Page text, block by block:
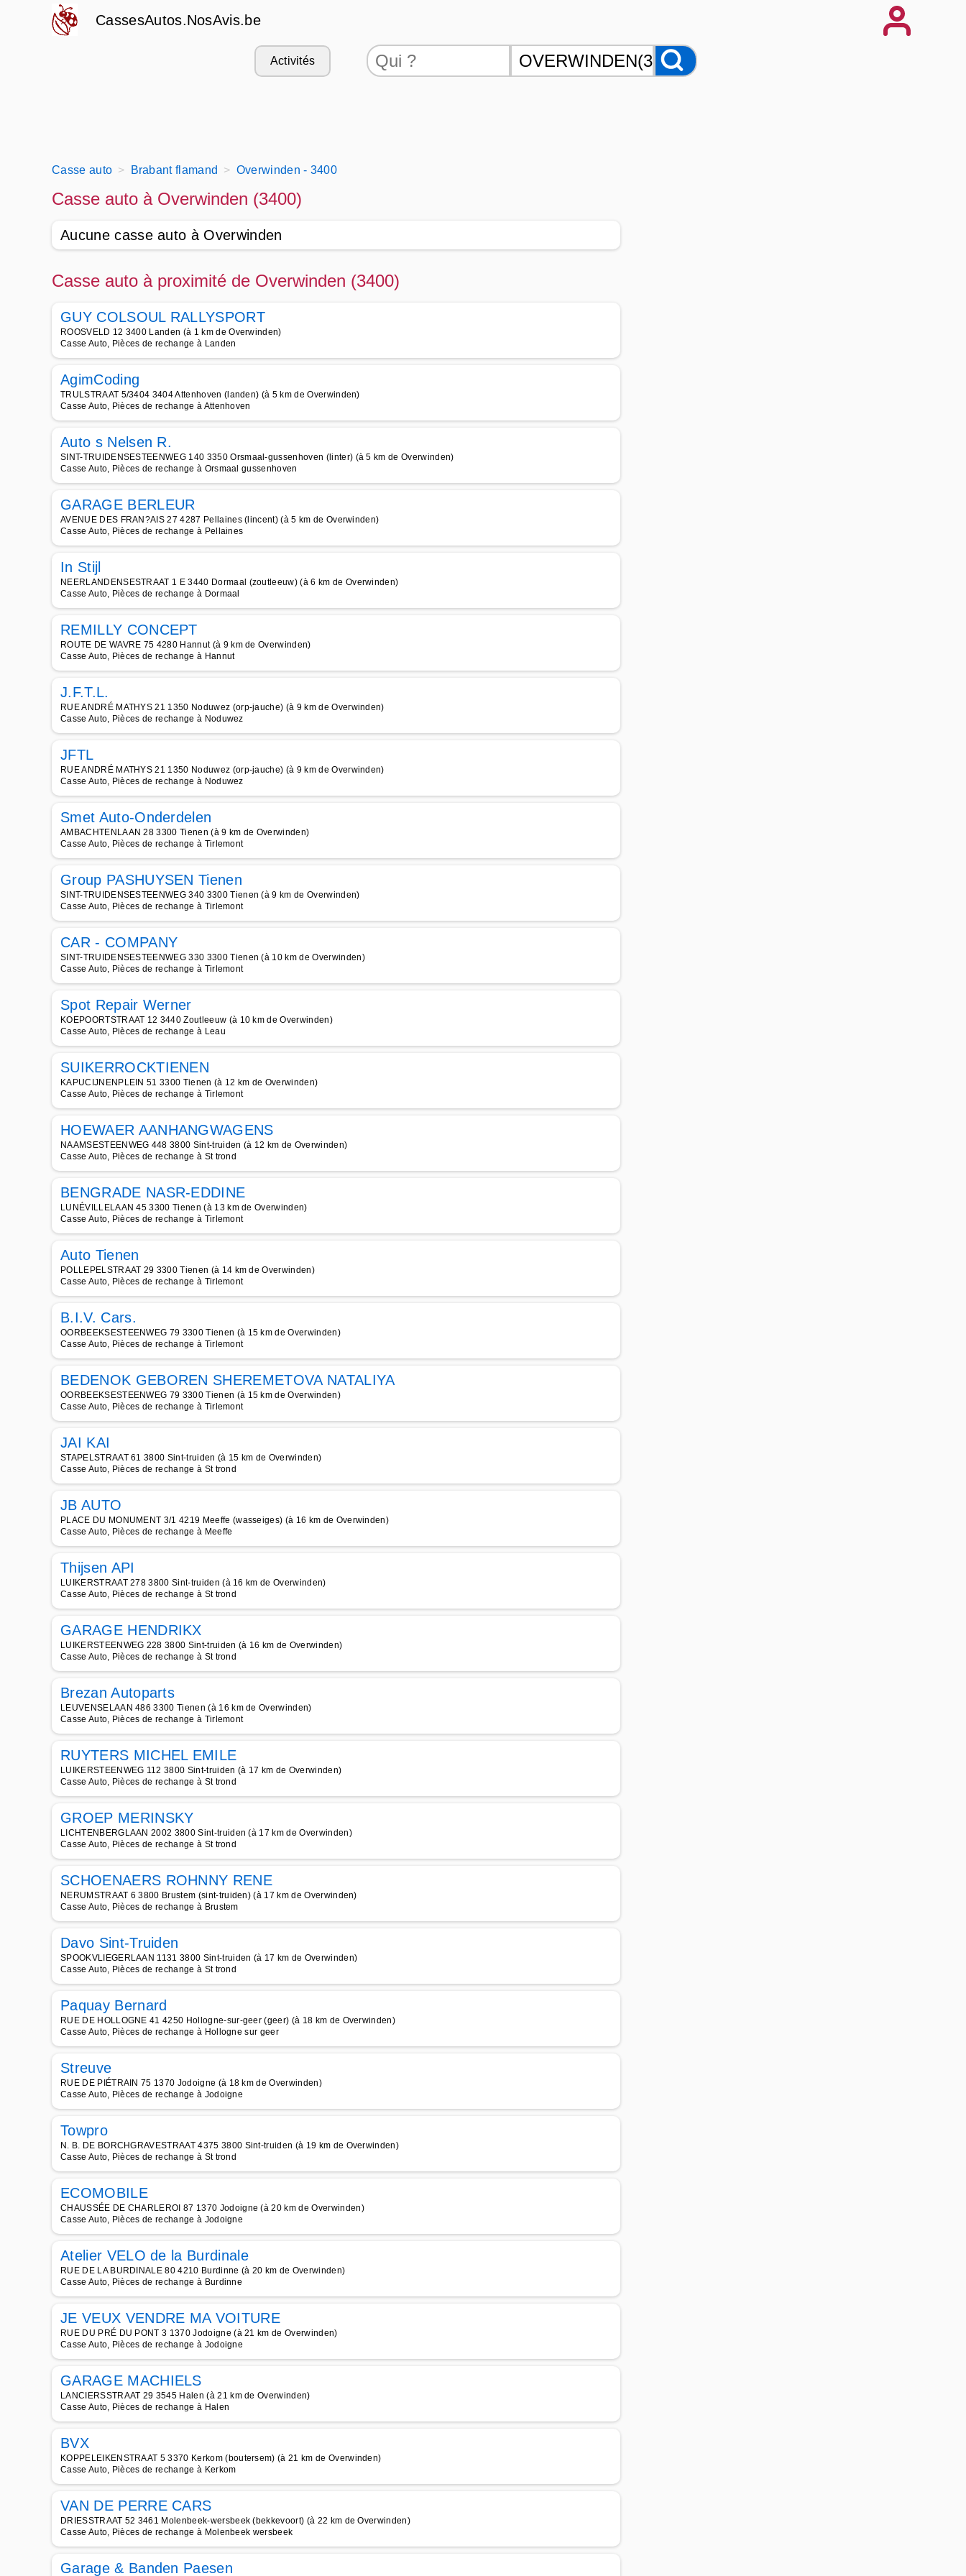
CassesAutos.NosAvis.be
Activités
Casse auto Brabant flamand Overwinden - 3400
Casse auto à Overwinden (3400)
Aucune casse auto à Overwinden
Casse auto à proximité de Overwinden (3400)
GUY COLSOUL RALLYSPORT
ROOSVELD 12 3400 Landen (à 1 km de Overwinden)
Casse Auto, Pièces de rechange à Landen
AgimCoding
TRULSTRAAT 5/3404 3404 Attenhoven (landen) (à 5 km de Overwinden)
Casse Auto, Pièces de rechange à Attenhoven
Auto s Nelsen R.
SINT-TRUIDENSESTEENWEG 140 3350 Orsmaal-gussenhoven (linter) (à 5 km de Overwinden)
Casse Auto, Pièces de rechange à Orsmaal gussenhoven
GARAGE BERLEUR
AVENUE DES FRAN?AIS 27 4287 Pellaines (lincent) (à 5 km de Overwinden)
Casse Auto, Pièces de rechange à Pellaines
In Stijl
NEERLANDENSESTRAAT 1 E 3440 Dormaal (zoutleeuw) (à 6 km de Overwinden)
Casse Auto, Pièces de rechange à Dormaal
REMILLY CONCEPT
ROUTE DE WAVRE 75 4280 Hannut (à 9 km de Overwinden)
Casse Auto, Pièces de rechange à Hannut
J.F.T.L.
RUE ANDRÉ MATHYS 21 1350 Noduwez (orp-jauche) (à 9 km de Overwinden)
Casse Auto, Pièces de rechange à Noduwez
JFTL
RUE ANDRÉ MATHYS 21 1350 Noduwez (orp-jauche) (à 9 km de Overwinden)
Casse Auto, Pièces de rechange à Noduwez
Smet Auto-Onderdelen
AMBACHTENLAAN 28 3300 Tienen (à 9 km de Overwinden)
Casse Auto, Pièces de rechange à Tirlemont
Group PASHUYSEN Tienen
SINT-TRUIDENSESTEENWEG 340 3300 Tienen (à 9 km de Overwinden)
Casse Auto, Pièces de rechange à Tirlemont
CAR - COMPANY
SINT-TRUIDENSESTEENWEG 330 3300 Tienen (à 10 km de Overwinden)
Casse Auto, Pièces de rechange à Tirlemont
Spot Repair Werner
KOEPOORTSTRAAT 12 3440 Zoutleeuw (à 10 km de Overwinden)
Casse Auto, Pièces de rechange à Leau
SUIKERROCKTIENEN
KAPUCIJNENPLEIN 51 3300 Tienen (à 12 km de Overwinden)
Casse Auto, Pièces de rechange à Tirlemont
HOEWAER AANHANGWAGENS
NAAMSESTEENWEG 448 3800 Sint-truiden (à 12 km de Overwinden)
Casse Auto, Pièces de rechange à St trond
BENGRADE NASR-EDDINE
LUNÉVILLELAAN 45 3300 Tienen (à 13 km de Overwinden)
Casse Auto, Pièces de rechange à Tirlemont
Auto Tienen
POLLEPELSTRAAT 29 3300 Tienen (à 14 km de Overwinden)
Casse Auto, Pièces de rechange à Tirlemont
B.I.V. Cars.
OORBEEKSESTEENWEG 79 3300 Tienen (à 15 km de Overwinden)
Casse Auto, Pièces de rechange à Tirlemont
BEDENOK GEBOREN SHEREMETOVA NATALIYA
OORBEEKSESTEENWEG 79 3300 Tienen (à 15 km de Overwinden)
Casse Auto, Pièces de rechange à Tirlemont
JAI KAI
STAPELSTRAAT 61 3800 Sint-truiden (à 15 km de Overwinden)
Casse Auto, Pièces de rechange à St trond
JB AUTO
PLACE DU MONUMENT 3/1 4219 Meeffe (wasseiges) (à 16 km de Overwinden)
Casse Auto, Pièces de rechange à Meeffe
Thijsen API
LUIKERSTRAAT 278 3800 Sint-truiden (à 16 km de Overwinden)
Casse Auto, Pièces de rechange à St trond
GARAGE HENDRIKX
LUIKERSTEENWEG 228 3800 Sint-truiden (à 16 km de Overwinden)
Casse Auto, Pièces de rechange à St trond
Brezan Autoparts
LEUVENSELAAN 486 3300 Tienen (à 16 km de Overwinden)
Casse Auto, Pièces de rechange à Tirlemont
RUYTERS MICHEL EMILE
LUIKERSTEENWEG 112 3800 Sint-truiden (à 17 km de Overwinden)
Casse Auto, Pièces de rechange à St trond
GROEP MERINSKY
LICHTENBERGLAAN 2002 3800 Sint-truiden (à 17 km de Overwinden)
Casse Auto, Pièces de rechange à St trond
SCHOENAERS ROHNNY RENE
NERUMSTRAAT 6 3800 Brustem (sint-truiden) (à 17 km de Overwinden)
Casse Auto, Pièces de rechange à Brustem
Davo Sint-Truiden
SPOOKVLIEGERLAAN 1131 3800 Sint-truiden (à 17 km de Overwinden)
Casse Auto, Pièces de rechange à St trond
Paquay Bernard
RUE DE HOLLOGNE 41 4250 Hollogne-sur-geer (geer) (à 18 km de Overwinden)
Casse Auto, Pièces de rechange à Hollogne sur geer
Streuve
RUE DE PIÉTRAIN 75 1370 Jodoigne (à 18 km de Overwinden)
Casse Auto, Pièces de rechange à Jodoigne
Towpro
N. B. DE BORCHGRAVESTRAAT 4375 3800 Sint-truiden (à 19 km de Overwinden)
Casse Auto, Pièces de rechange à St trond
ECOMOBILE
CHAUSSÉE DE CHARLEROI 87 1370 Jodoigne (à 20 km de Overwinden)
Casse Auto, Pièces de rechange à Jodoigne
Atelier VELO de la Burdinale
RUE DE LA BURDINALE 80 4210 Burdinne (à 20 km de Overwinden)
Casse Auto, Pièces de rechange à Burdinne
JE VEUX VENDRE MA VOITURE
RUE DU PRÉ DU PONT 3 1370 Jodoigne (à 21 km de Overwinden)
Casse Auto, Pièces de rechange à Jodoigne
GARAGE MACHIELS
LANCIERSSTRAAT 29 3545 Halen (à 21 km de Overwinden)
Casse Auto, Pièces de rechange à Halen
BVX
KOPPELEIKENSTRAAT 5 3370 Kerkom (boutersem) (à 21 km de Overwinden)
Casse Auto, Pièces de rechange à Kerkom
VAN DE PERRE CARS
DRIESSTRAAT 52 3461 Molenbeek-wersbeek (bekkevoort) (à 22 km de Overwinden)
Casse Auto, Pièces de rechange à Molenbeek wersbeek
Garage & Banden Paesen